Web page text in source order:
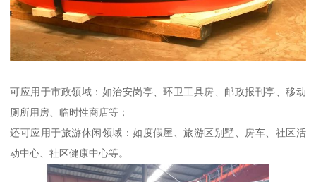
可应用于市政领域：如治安岗亭、环卫工具房、邮政报刊亭、移动
厕所用房、临时性商店等；
还可应用于旅游休闲领域：如度假屋、旅游区别墅、房车、社区活
动中心、社区健康中心等。